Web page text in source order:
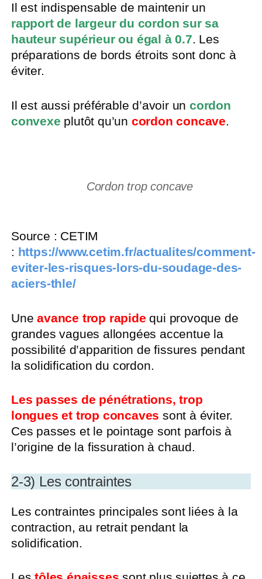
Il est indispensable de maintenir un
rapport de largeur du cordon sur sa
hauteur supérieur ou égal à 0.7. Les
préparations de bords étroits sont donc à
éviter.
Il est aussi préférable d’avoir un cordon
convexe plutôt qu’un cordon concave.
Cordon trop concave
Source : CETIM
: https://www.cetim.fr/actualites/comment-
eviter-les-risques-lors-du-soudage-des-
aciers-thle/
Uneavance trop rapide qui provoque de
grandes vagues allongées accentue la
possibilité d’apparition de fissures pendant
la solidification du cordon.
Les passes de pénétrations, trop
longues et trop concaves sont à éviter.
Ces passes et le pointage sont parfois à
l’origine de la fissuration à chaud.
2-3) Les contraintes
Les contraintes principales sont liées à la
contraction, au retrait pendant la
solidification.